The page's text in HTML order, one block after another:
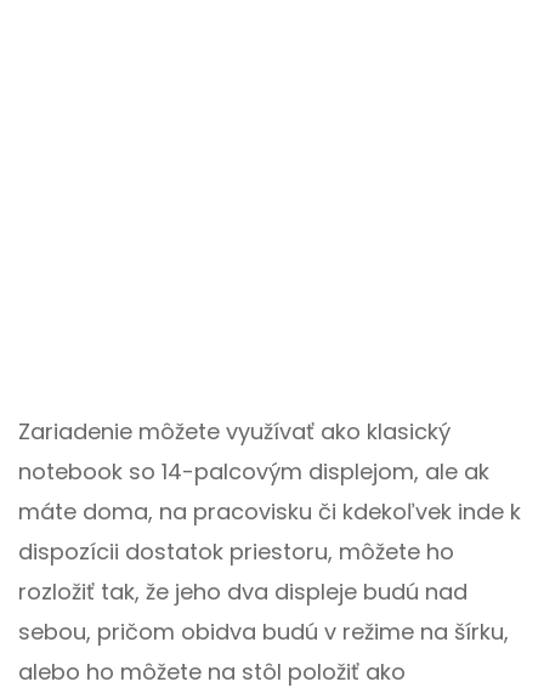
Zariadenie môžete využívať ako klasický
notebook so 14-palcovým displejom, ale ak
máte doma, na pracovisku či kdekoľvek inde k
dispozícii dostatok priestoru, môžete ho
rozložiť tak, že jeho dva displeje budú nad
sebou, pričom obidva budú v režime na šírku,
alebo ho môžete na stôl položiť ako